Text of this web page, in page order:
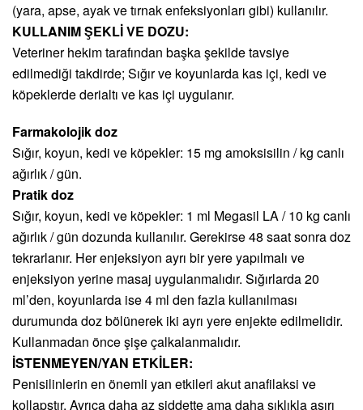
(yara, apse, ayak ve tırnak enfeksiyonları gibi) kullanılır.
KULLANIM ŞEKLİ VE DOZU:
Veteriner hekim tarafından başka şekilde tavsiye
edilmediği takdirde; Sığır ve koyunlarda kas içi, kedi ve
köpeklerde derialtı ve kas içi uygulanır.
Farmakolojik doz
Sığır, koyun, kedi ve köpekler: 15 mg amoksisilin / kg canlı
ağırlık / gün.
Pratik doz
Sığır, koyun, kedi ve köpekler: 1 ml Megasil LA / 10 kg canlı
ağırlık / gün dozunda kullanılır. Gerekirse 48 saat sonra doz
tekrarlanır. Her enjeksiyon ayrı bir yere yapılmalı ve
enjeksiyon yerine masaj uygulanmalıdır. Sığırlarda 20
ml’den, koyunlarda ise 4 ml den fazla kullanılması
durumunda doz bölünerek iki ayrı yere enjekte edilmelidir.
Kullanmadan önce şişe çalkalanmalıdır.
İSTENMEYEN/YAN ETKİLER:
Penisilinlerin en önemli yan etkileri akut anafilaksi ve
kollapstır. Ayrıca daha az şiddette ama daha sıklıkla aşırı